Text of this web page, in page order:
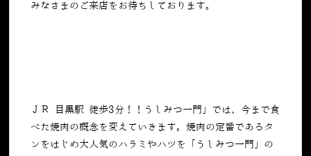
みなさまのご来店をお待ちしております。
ＪＲ 目黒駅 徒歩3分！！うしみつ一門」では、今まで食
べた焼肉の概念を変えていきます。焼肉の定番であるタ
ンをはじめ大人気のハラミやハツを「うしみつ一門」の